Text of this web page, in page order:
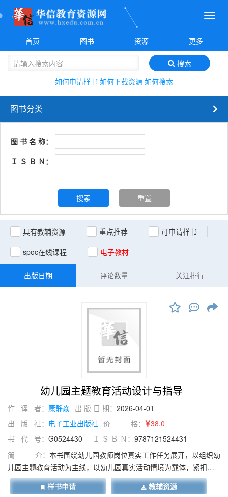
菜
首页
图书 资源 更多
搜索
如何申请样书 如何下载资源 如何搜索
图书分类
图 书 名 称：
Ｉ Ｓ Ｂ Ｎ：
搜索 重置
具有教辅资源 重点推荐
可申请样书
spoc在线课程
电子教材
关注排行
评论数量
出版日期
幼儿园主题教育活动设计与指导
作 译 者： 康静焱 出 版 日 期： 2026-04-01
出 版 社： 电子工业出版社 价 格：
38.0
书 代 号： G0524430 Ｉ Ｓ Ｂ Ｎ： 9787121524431
简 介： 本书围绕幼儿园教师岗位真实工作任务展开，以组织幼
儿园主题教育活动为主线，以幼儿园真实活动情境为载体，紧扣幼
儿园教师岗位能力需求，实现理论与实践的深度融合。本书整合课
内教学与课外实践、知识掌握与技能训练，全面拓展新时代幼儿教
样书申请 教辅资源